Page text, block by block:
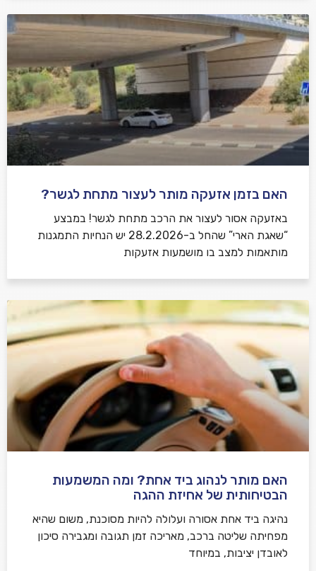
האם בזמן אזעקה מותר לעצור מתחת לגשר?
באזעקה אסור לעצור את הרכב מתחת לגשר! במבצע
“שאגת הארי” שהחל ב-28.2.2026 יש הנחיות התמגנות
מותאמות למצב בו מושמעות אזעקות
האם מותר לנהוג ביד אחת? ומה המשמעות
הבטיחותית של אחיזת ההגה
נהיגה ביד אחת אסורה ועלולה להיות מסוכנת, משום שהיא
מפחיתה שליטה ברכב, מאריכה זמן תגובה ומגבירה סיכון
לאובדן יציבות, במיוחד